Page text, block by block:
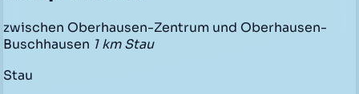
zwischen Oberhausen-Zentrum und Oberhausen-
Buschhausen 1 km Stau
Stau